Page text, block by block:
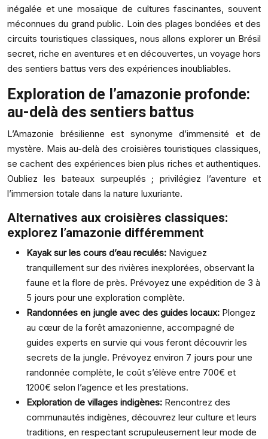
inégalée et une mosaïque de cultures fascinantes, souvent
méconnues du grand public. Loin des plages bondées et des
circuits touristiques classiques, nous allons explorer un Brésil
secret, riche en aventures et en découvertes, un voyage hors
des sentiers battus vers des expériences inoubliables.
Exploration de l’amazonie profonde:
au-delà des sentiers battus
L’Amazonie brésilienne est synonyme d’immensité et de
mystère. Mais au-delà des croisières touristiques classiques,
se cachent des expériences bien plus riches et authentiques.
Oubliez les bateaux surpeuplés ; privilégiez l’aventure et
l’immersion totale dans la nature luxuriante.
Alternatives aux croisières classiques:
explorez l’amazonie différemment
Kayak sur les cours d’eau reculés: Naviguez
tranquillement sur des rivières inexplorées, observant la
faune et la flore de près. Prévoyez une expédition de 3 à
5 jours pour une exploration complète.
Randonnées en jungle avec des guides locaux: Plongez
au cœur de la forêt amazonienne, accompagné de
guides experts en survie qui vous feront découvrir les
secrets de la jungle. Prévoyez environ 7 jours pour une
randonnée complète, le coût s’élève entre 700€ et
1200€ selon l’agence et les prestations.
Exploration de villages indigènes: Rencontrez des
communautés indigènes, découvrez leur culture et leurs
traditions, en respectant scrupuleusement leur mode de